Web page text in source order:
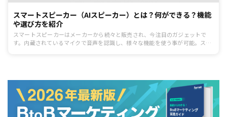
スマートスピーカー（AIスピーカー）とは？何ができる？機能
や選び方を紹介
スマートスピーカーはメーカーから続々と販売され、今注目のガジェットで
す。内蔵されているマイクで音声を認識し、様々な機能を使う事が可能。スピ